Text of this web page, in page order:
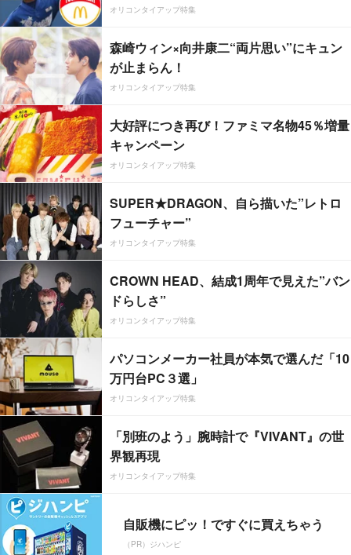
オリコンタイアップ特集
森崎ウィン×向井康二“両片思い”にキュン
が止まらん！
オリコンタイアップ特集
大好評につき再び！ファミマ名物45％増量
キャンペーン
オリコンタイアップ特集
SUPER★DRAGON、自ら描いた”レトロ
フューチャー”
オリコンタイアップ特集
CROWN HEAD、結成1周年で見えた”バン
ドらしさ”
オリコンタイアップ特集
パソコンメーカー社員が本気で選んだ「10
万円台PC３選」
オリコンタイアップ特集
「別班のよう」腕時計で『VIVANT』の世
界観再現
オリコンタイアップ特集
自販機にピッ！ですぐに買えちゃう
（PR）ジハンピ